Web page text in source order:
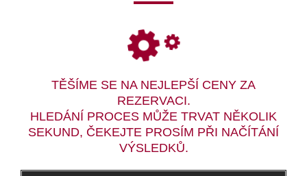
TĚŠÍME SE NA NEJLEPŠÍ CENY ZA
REZERVACI.
HLEDÁNÍ PROCES MŮŽE TRVAT NĚKOLIK
SEKUND, ČEKEJTE PROSÍM PŘI NAČÍTÁNÍ
VÝSLEDKŮ.